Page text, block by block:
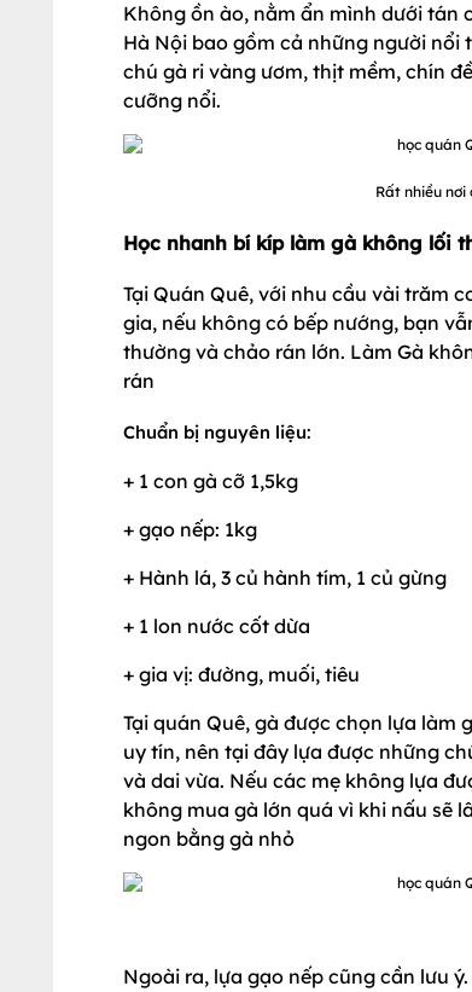
Không ồn ào, nằm ẩn mình dưới tán
Hà Nội bao gồm cả những người nổi
chú gà ri vàng ươm, thịt mềm, chín
cưỡng nổi.
Rất nhiều
Học nhanh bí kíp làm gà không lối
Tại Quán Quê, với nhu cầu vài trăm
gia, nếu không có bếp nướng, bạn
thường và chảo rán lớn. Làm Gà
rán
Chuẩn bị nguyên liệu:
+ 1 con gà cỡ 1,5kg
+ gạo nếp: 1kg
+ Hành lá, 3 củ hành tím, 1 củ gừng
+ 1 lon nước cốt dừa
+ gia vị: đường, muối, tiêu
Tại quán Quê, gà được chọn lựa
uy tín, nên tại đây lựa được những
và dai vừa. Nếu các mẹ không lựa
không mua gà lớn quá vì khi nấu sẽ
ngon bằng gà nhỏ
Ngoài ra, lựa gạo nếp cũng cần lưu